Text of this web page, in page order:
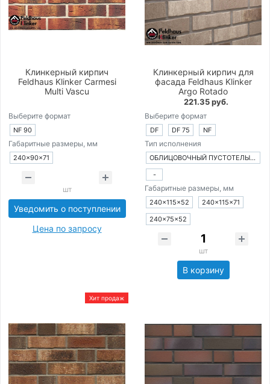
Клинкерный кирпич
Feldhaus Klinker Carmesi
Multi Vascu
Выберите формат
NF 90
Габаритные размеры, мм
240×90×71
шт
Уведомить о поступлении
Цена по запросу
Клинкерный кирпич для
фасада Feldhaus Klinker
Argo Rotado
221.35 руб.
Выберите формат
DF DF 75 NF
Тип исполнения
ОБЛИЦОВОЧНЫЙ ПУСТОТЕЛЫЙ КИРПИЧ
-
Габаритные размеры, мм
240×115×52
240×115×71
240×75×52
шт
В корзину
Хит продаж